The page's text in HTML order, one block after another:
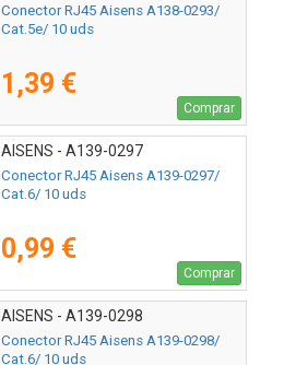
Conector RJ45 Aisens A138-0293/
Cat.5e/ 10 uds
1,39 €
Comprar
AISENS - A139-0297
Conector RJ45 Aisens A139-0297/
Cat.6/ 10 uds
0,99 €
Comprar
AISENS - A139-0298
Conector RJ45 Aisens A139-0298/
Cat.6/ 10 uds